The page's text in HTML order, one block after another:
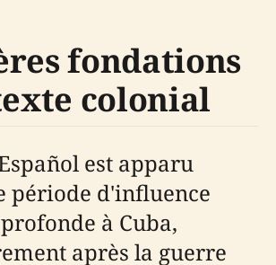
fondations
colonial
est apparu
période d'influence
à Cuba,
après la guerre